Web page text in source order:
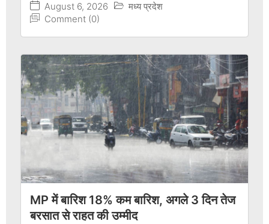
August 6, 2026
मध्य प्रदेश
Comment (0)
MP में बारिश 18% कम बारिश, अगले 3 दिन तेज
बरसात से राहत की उम्मीद